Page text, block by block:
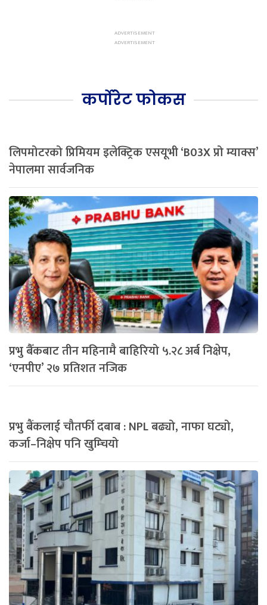
कर्पोरेट फोकस
लिपमोटरको प्रिमियम इलेक्ट्रिक एसयूभी ‘B03X प्रो म्याक्स’
नेपालमा सार्वजनिक
प्रभु बैँकबाट तीन महिनामै बाहिरियो ५.२८ अर्ब निक्षेप,
‘एनपीए’ २७ प्रतिशत नजिक
प्रभु बैंकलाई चौतर्फी दबाब : NPL बढ्यो, नाफा घट्यो,
कर्जा–निक्षेप पनि खुम्चियो